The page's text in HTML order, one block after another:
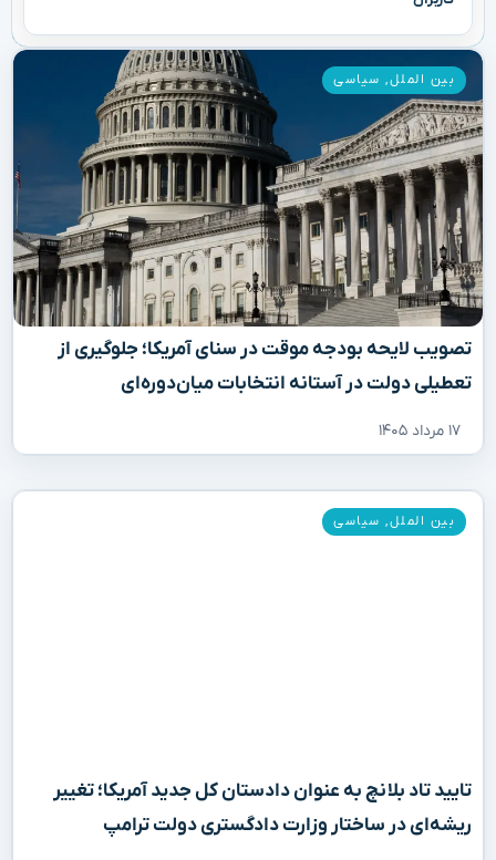
تصویب لایحه بودجه موقت در سنای آمریکا؛ جلوگیری از
تعطیلی دولت در آستانه انتخابات میان‌دوره‌ای
۱۷ مرداد ۱۴۰۵
بین الملل, سیاسی
تایید تاد بلانچ به عنوان دادستان کل جدید آمریکا؛ تغییر
ریشه‌ای در ساختار وزارت دادگستری دولت ترامپ
بین الملل, سیاسی